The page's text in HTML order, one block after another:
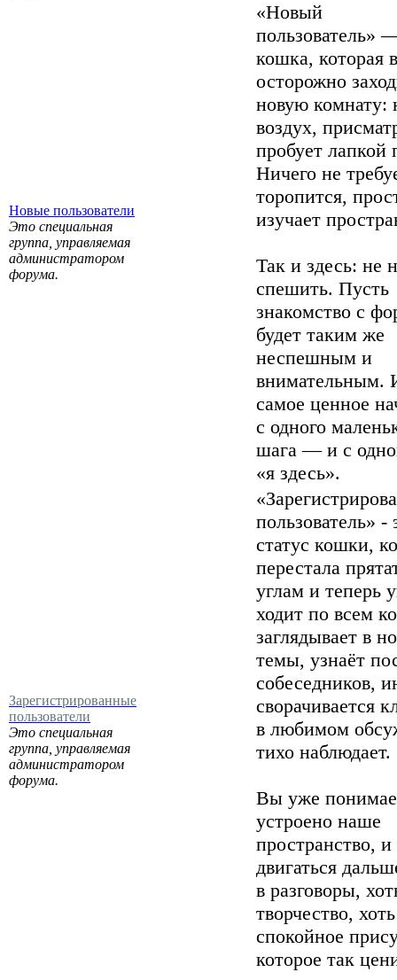
Новые пользователи
Это специальная
группа, управляемая
администратором
форума.
«Новый
пользователь»
кошка, которая
осторожно
новую комнату:
воздух,
пробует лапкой
Ничего не
торопится,
изучает
Так и здесь: не
спешить. Пусть
знакомство с
будет таким же
неспешным и
внимательным.
самое ценное
с одного
шага — и с
«я здесь».
Зарегистрированные
пользователи
Это специальная
группа, управляемая
администратором
форума.
пользователь» -
статус кошки,
перестала
углам и теперь
ходит по всем
заглядывает в
темы, узнаёт
собеседников,
сворачивается
в любимом
тихо наблюдает.
Вы уже
устроено наше
пространство,
двигаться
в разговоры,
творчество,
спокойное
которое так